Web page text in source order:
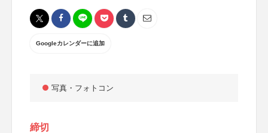
Googleカレンダーに追加
写真・フォトコン
締切